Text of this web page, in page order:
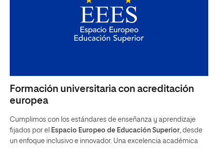
Formación universitaria con acreditación
europea
Cumplimos con los estándares de enseñanza y aprendizaje
fijados por el Espacio Europeo de Educación Superior, desde
un enfoque inclusivo e innovador. Una excelencia académica